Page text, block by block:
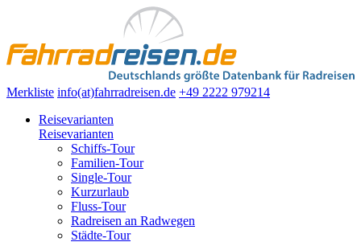
Merkliste info(at)fahrradreisen.de +49 2222 979214
Reisevarianten
Reisevarianten
Schiffs-Tour
Familien-Tour
Single-Tour
Kurzurlaub
Fluss-Tour
Radreisen an Radwegen
Städte-Tour